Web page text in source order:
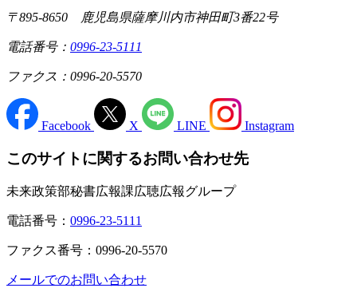
〒895-8650 鹿児島県薩摩川内市神田町3番22号
電話番号： 0996-23-5111
ファクス：0996-20-5570
Facebook X LINE Instagram
このサイトに関するお問い合わせ先
未来政策部秘書広報課広聴広報グループ
電話番号： 0996-23-5111
ファクス番号：0996-20-5570
メールでのお問い合わせ